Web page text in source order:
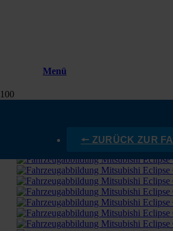
Menü
🠔 ZURÜCK ZUR